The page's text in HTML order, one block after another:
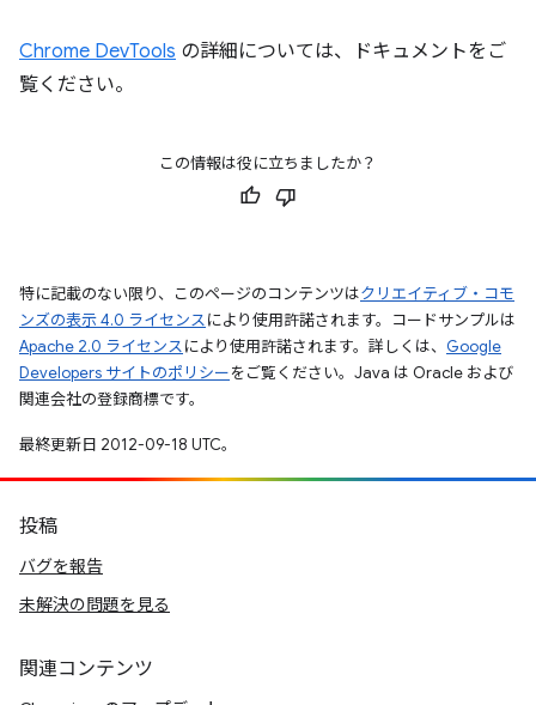
Chrome DevTools の詳細については、ドキュメントをご
覧ください。
この情報は役に立ちましたか？
特に記載のない限り、このページのコンテンツはクリエイティブ・コモ
ンズの表示 4.0 ライセンスにより使用許諾されます。コードサンプルは
Apache 2.0 ライセンスにより使用許諾されます。詳しくは、 Google
Developers サイトのポリシーをご覧ください。Java は Oracle および
関連会社の登録商標です。
最終更新日 2012-09-18 UTC。
投稿
バグを報告
未解決の問題を見る
関連コンテンツ